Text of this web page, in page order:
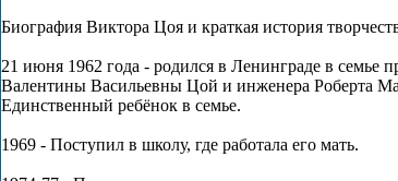
Биография Виктора Цоя и краткая история
21 июня 1962 года - родился в Ленинграде в семье
Валентины Васильевны Цой и инженера Роберта
Единственный ребёнок в семье.
1969 - Поступил в школу, где работала его мать.